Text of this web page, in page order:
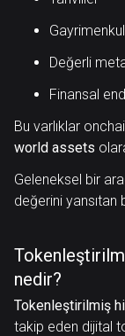
Gayrimenkul
Değerli
Finansal
Bu varlıklar
world assets
Geleneksel bir
değerini yansıtan
nedir?
Tokenleştirilmiş
takip eden dijital